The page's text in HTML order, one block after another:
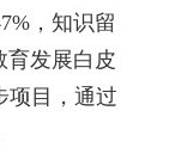
，知识留
育发展白皮
项目，通过